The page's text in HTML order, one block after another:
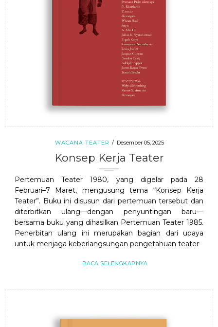
WACANA TEATER Desember 05, 2025
Konsep Kerja Teater
Pertemuan Teater 1980, yang digelar pada 28
Februari–7 Maret, mengusung tema “Konsep Kerja
Teater”. Buku ini disusun dari pertemuan tersebut dan
diterbitkan ulang—dengan penyuntingan baru—
bersama buku yang dihasilkan Pertemuan Teater 1985.
Penerbitan ulang ini merupakan bagian dari upaya
untuk menjaga keberlangsungan pengetahuan teater
BACA SELENGKAPNYA